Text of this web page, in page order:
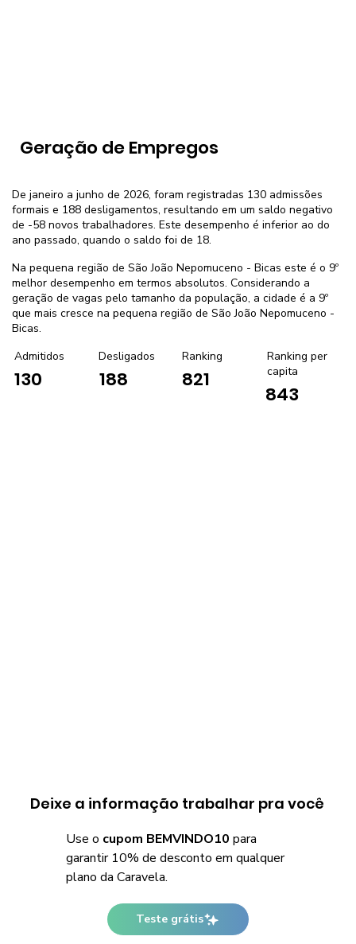
Geração de Empregos
De janeiro a junho de 2026, foram registradas 130 admissões
formais e 188 desligamentos, resultando em um saldo negativo
de -58 novos trabalhadores. Este desempenho é inferior ao do
ano passado, quando o saldo foi de 18.
Na pequena região de São João Nepomuceno - Bicas este é o 9º
melhor desempenho em termos absolutos. Considerando a
geração de vagas pelo tamanho da população, a cidade é a 9º
que mais cresce na pequena região de São João Nepomuceno -
Bicas.
Admitidos
130
Desligados
188
Ranking
821
Ranking per
capita
843
Deixe a informação trabalhar pra você
Use o cupom BEMVINDO10 para
garantir 10% de desconto em qualquer
plano da Caravela.
Teste grátis